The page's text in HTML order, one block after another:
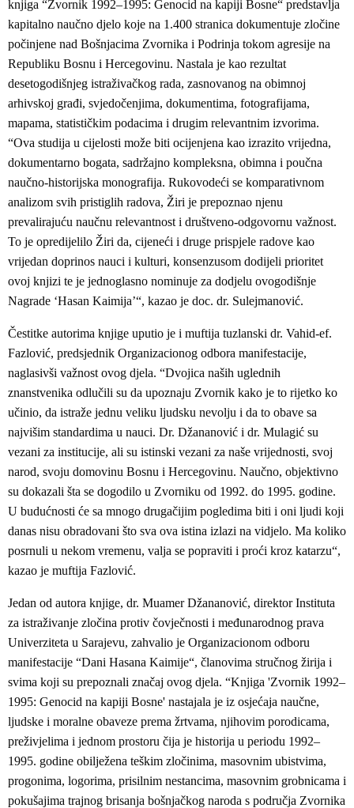
knjiga “Zvornik 1992–1995: Genocid na kapiji Bosne“ predstavlja
kapitalno naučno djelo koje na 1.400 stranica dokumentuje zločine
počinjene nad Bošnjacima Zvornika i Podrinja tokom agresije na
Republiku Bosnu i Hercegovinu. Nastala je kao rezultat
desetogodišnjeg istraživačkog rada, zasnovanog na obimnoj
arhivskoj građi, svjedočenjima, dokumentima, fotografijama,
mapama, statističkim podacima i drugim relevantnim izvorima.
“Ova studija u cijelosti može biti ocijenjena kao izrazito vrijedna,
dokumentarno bogata, sadržajno kompleksna, obimna i poučna
naučno-historijska monografija. Rukovodeći se komparativnom
analizom svih pristiglih radova, Žiri je prepoznao njenu
prevalirajuću naučnu relevantnost i društveno-odgovornu važnost.
To je opredijelilo Žiri da, cijeneći i druge prispjele radove kao
vrijedan doprinos nauci i kulturi, konsenzusom dodijeli prioritet
ovoj knjizi te je jednoglasno nominuje za dodjelu ovogodišnje
Nagrade ‘Hasan Kaimija’“, kazao je doc. dr. Sulejmanović.
Čestitke autorima knjige uputio je i muftija tuzlanski dr. Vahid-ef.
Fazlović, predsjednik Organizacionog odbora manifestacije,
naglasivši važnost ovog djela. “Dvojica naših uglednih
znanstvenika odlučili su da upoznaju Zvornik kako je to rijetko ko
učinio, da istraže jednu veliku ljudsku nevolju i da to obave sa
najvišim standardima u nauci. Dr. Džananović i dr. Mulagić su
vezani za institucije, ali su istinski vezani za naše vrijednosti, svoj
narod, svoju domovinu Bosnu i Hercegovinu. Naučno, objektivno
su dokazali šta se dogodilo u Zvorniku od 1992. do 1995. godine.
U budućnosti će sa mnogo drugačijim pogledima biti i oni ljudi koji
danas nisu obradovani što sva ova istina izlazi na vidjelo. Ma koliko
posrnuli u nekom vremenu, valja se popraviti i proći kroz katarzu“,
kazao je muftija Fazlović.
Jedan od autora knjige, dr. Muamer Džananović, direktor Instituta
za istraživanje zločina protiv čovječnosti i međunarodnog prava
Univerziteta u Sarajevu, zahvalio je Organizacionom odboru
manifestacije “Dani Hasana Kaimije“, članovima stručnog žirija i
svima koji su prepoznali značaj ovog djela. “Knjiga 'Zvornik 1992–
1995: Genocid na kapiji Bosne' nastajala je iz osjećaja naučne,
ljudske i moralne obaveze prema žrtvama, njihovim porodicama,
preživjelima i jednom prostoru čija je historija u periodu 1992–
1995. godine obilježena teškim zločinima, masovnim ubistvima,
progonima, logorima, prisilnim nestancima, masovnim grobnicama i
pokušajima trajnog brisanja bošnjačkog naroda s područja Zvornika